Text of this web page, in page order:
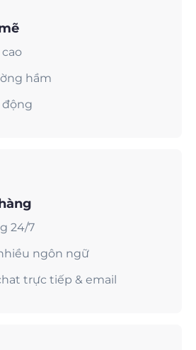
hầm
động
24/7
ngôn ngữ
trực tiếp & email